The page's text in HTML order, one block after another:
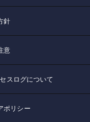
針
意
スログについて
ポリシー